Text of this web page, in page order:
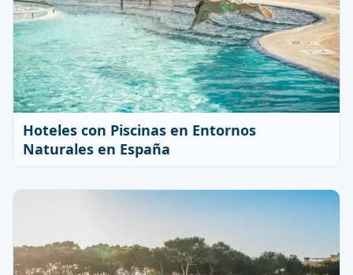
Hoteles con Piscinas en Entornos
Naturales en España